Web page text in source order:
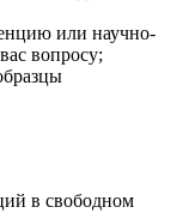
или научно-
вопросу;
в свободном